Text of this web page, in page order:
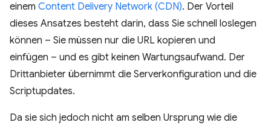
einem Content Delivery Network (CDN). Der Vorteil
dieses Ansatzes besteht darin, dass Sie schnell loslegen
können – Sie müssen nur die URL kopieren und
einfügen – und es gibt keinen Wartungsaufwand. Der
Drittanbieter übernimmt die Serverkonfiguration und die
Scriptupdates.
Da sie sich jedoch nicht am selben Ursprung wie die